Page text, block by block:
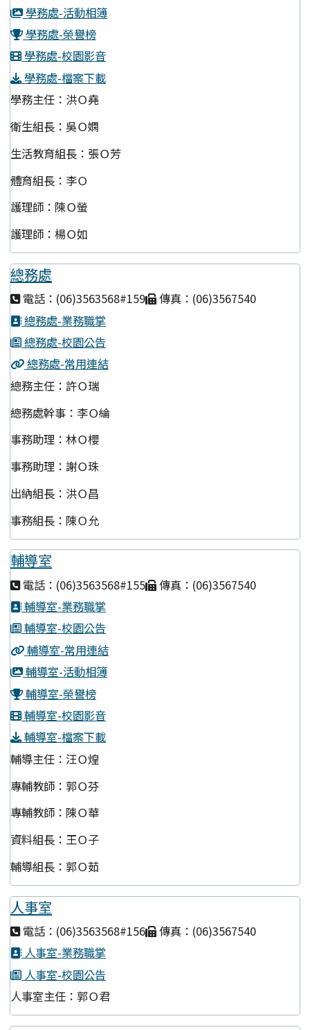
學務處-活動相簿
學務處-榮譽榜
學務處-校園影音
學務處-檔案下載
學務主任：洪Ｏ堯
衛生組長：吳Ｏ嫻
生活教育組長：張Ｏ芳
體育組長：李Ｏ
護理師：陳Ｏ螢
護理師：楊Ｏ如
總務處
電話：(06)3563568#159
傳真：(06)3567540
總務處-業務職掌
總務處-校園公告
總務處-常用連結
總務主任：許Ｏ瑞
總務處幹事：李Ｏ綸
事務助理：林Ｏ櫻
事務助理：謝Ｏ珠
出納組長：洪Ｏ昌
事務組長：陳Ｏ允
輔導室
電話：(06)3563568#155
傳真：(06)3567540
輔導室-業務職掌
輔導室-校園公告
輔導室-常用連結
輔導室-活動相簿
輔導室-榮譽榜
輔導室-校園影音
輔導室-檔案下載
輔導主任：汪Ｏ煌
專輔教師：郭Ｏ芬
專輔教師：陳Ｏ華
資料組長：王Ｏ子
輔導組長：郭Ｏ茹
人事室
電話：(06)3563568#156
傳真：(06)3567540
人事室-業務職掌
人事室-校園公告
人事室主任：郭Ｏ君